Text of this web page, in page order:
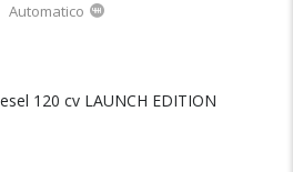
Automatico